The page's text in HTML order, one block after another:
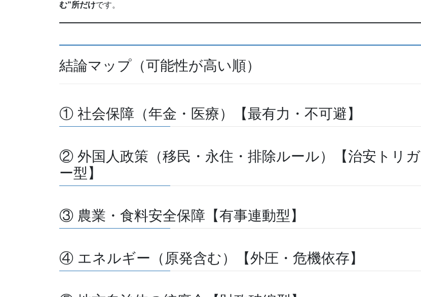
む”所だけです。
結論マップ（可能性が高い順）
① 社会保障（年金・医療）【最有力・不可避】
② 外国人政策（移民・永住・排除ルール）【治安トリガ
ー型】
③ 農業・食料安全保障【有事連動型】
④ エネルギー（原発含む）【外圧・危機依存】